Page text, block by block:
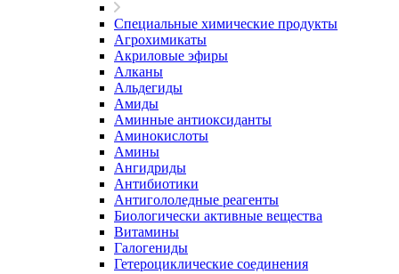
Специальные химические продукты
Агрохимикаты
Акриловые эфиры
Алканы
Альдегиды
Амиды
Аминные антиоксиданты
Аминокислоты
Амины
Ангидриды
Антибиотики
Антигололедные реагенты
Биологически активные вещества
Витамины
Галогениды
Гетероциклические соединения